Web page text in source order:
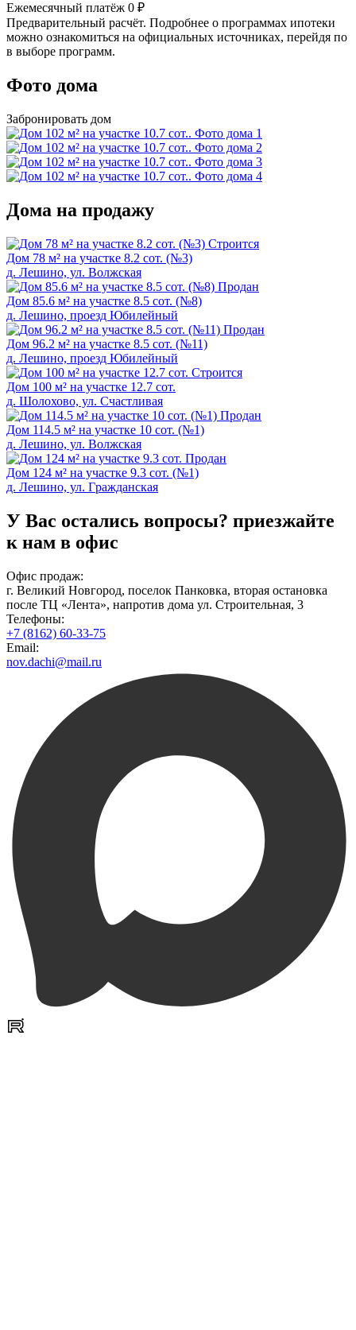
Ежемесячный платёж 0 ₽
Предварительный расчёт. Подробнее о программах ипотеки
можно ознакомиться на официальных источниках, перейдя по
в выборе программ.
Фото дома
Забронировать дом
Дома на продажу
Cтроится
Дом 78 м² на участке 8.2 сот. (№3)
д. Лешино, ул. Волжская
Продан
Дом 85.6 м² на участке 8.5 сот. (№8)
д. Лeшино, проезд Юбилейный
Продан
Дом 96.2 м² на участке 8.5 сот. (№11)
д. Лешино, проезд Юбилейный
Cтроится
Дом 100 м² на участке 12.7 сот.
д. Шолохово, ул. Счастливая
Продан
Дом 114.5 м² на участке 10 сот. (№1)
д. Лешино, ул. Волжская
Продан
Дом 124 м² на участке 9.3 сот. (№1)
д. Лешино, ул. Гpaждaнская
У Вас остались вопросы? приезжайте
к нам в офис
Офис продаж:
г. Великий Новгород, поселок Панковка, вторая остановка
после ТЦ «Лента», напротив дома ул. Строительная, 3
Телефоны:
+7 (8162) 60-33-75
Email:
nov.dachi@mail.ru